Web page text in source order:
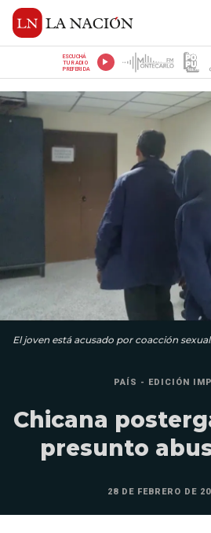
ESCUCHÁ
TU RADIO
PREFERIDA
El joven está acusado por coacción
PAÍS - EDICIÓN
Chicana
presunto
28 DE FEBRERO DE